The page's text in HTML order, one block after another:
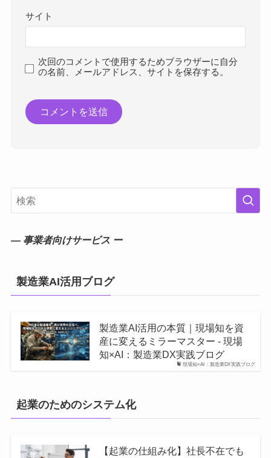
サイト
次回のコメントで使用するためブラウザーに自分
の名前、メールアドレス、サイトを保存する。
― 事業者向けサービス ー
製造業AI活用ブログ
現場知×AI：製造業DX実践ブログ
製造業AI活用の本質｜現場知を資
産に変えるミラーマスター - 現場
知×AI：製造業DX実践ブログ
起業のためのシステム化
【起業の仕組み化】社長不在でも